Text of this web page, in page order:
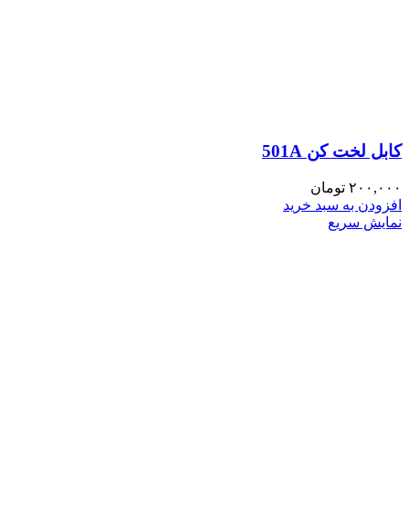
کابل لخت کن 501A
۲۰۰,۰۰۰ تومان
افزودن به سبد خرید
نمایش سریع